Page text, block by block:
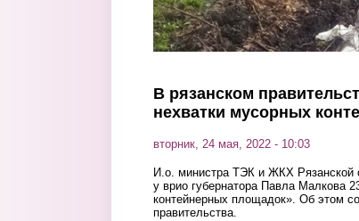
В рязанском
нехватки мусорных
вторник, 24 мая, 2022 - 10:03
И.о. министра ТЭК и ЖКХ Рязанской
у врио губернатора Павла Малкова
контейнерных площадок». Об этом
правительства.